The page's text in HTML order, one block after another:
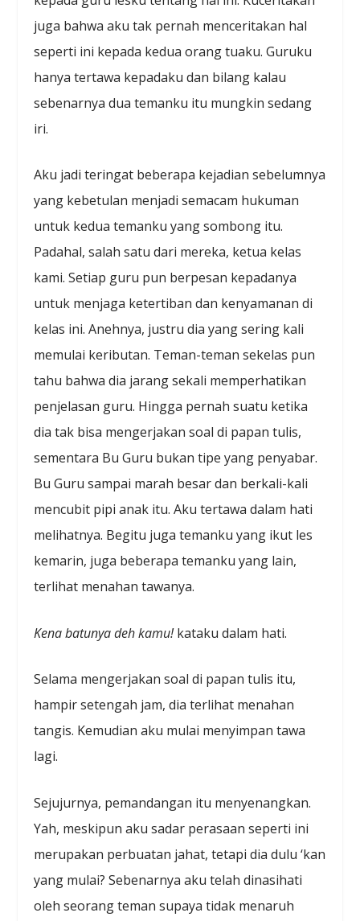
juga bahwa aku tak pernah menceritakan hal
seperti ini kepada kedua orang tuaku. Guruku
hanya tertawa kepadaku dan bilang kalau
sebenarnya dua temanku itu mungkin sedang
iri.
Aku jadi teringat beberapa kejadian sebelumnya
yang kebetulan menjadi semacam hukuman
untuk kedua temanku yang sombong itu.
Padahal, salah satu dari mereka, ketua kelas
kami. Setiap guru pun berpesan kepadanya
untuk menjaga ketertiban dan kenyamanan di
kelas ini. Anehnya, justru dia yang sering kali
memulai keributan. Teman-teman sekelas pun
tahu bahwa dia jarang sekali memperhatikan
penjelasan guru. Hingga pernah suatu ketika
dia tak bisa mengerjakan soal di papan tulis,
sementara Bu Guru bukan tipe yang penyabar.
Bu Guru sampai marah besar dan berkali-kali
mencubit pipi anak itu. Aku tertawa dalam hati
melihatnya. Begitu juga temanku yang ikut les
kemarin, juga beberapa temanku yang lain,
terlihat menahan tawanya.
Kena batunya deh kamu!kataku dalam hati.
Selama mengerjakan soal di papan tulis itu,
hampir setengah jam, dia terlihat menahan
tangis. Kemudian aku mulai menyimpan tawa
lagi.
Sejujurnya, pemandangan itu menyenangkan.
Yah, meskipun aku sadar perasaan seperti ini
merupakan perbuatan jahat, tetapi dia dulu ‘kan
yang mulai? Sebenarnya aku telah dinasihati
oleh seorang teman supaya tidak menaruh